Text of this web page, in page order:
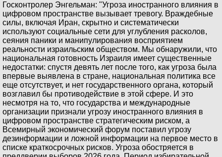
Госконтролер Энгельман: "Угроза иностранного влияния в
цифровом пространстве вызывает тревогу. Враждебные
силы, включая Иран, скрытно и систематически
используют социальные сети для углубления расколов,
сеяния паники и манипулирования восприятием
реальности израильским обществом. Мы обнаружили, что
национальная готовность Израиля имеет существенные
недостатки: спустя девять лет после того, как угроза была
впервые выявлена в стране, национальная политика все
еще отсутствует, и нет государственного органа, который
возглавил бы противодействие в этой сфере. И это
несмотря на то, что государства и международные
организации признали угрозу иностранного влияния в
цифровом пространстве стратегическим риском, а
Всемирный экономический форум поставил угрозу
дезинформации и ложной информации на первое место в
списке краткосрочных рисков. Угроза обостряется в